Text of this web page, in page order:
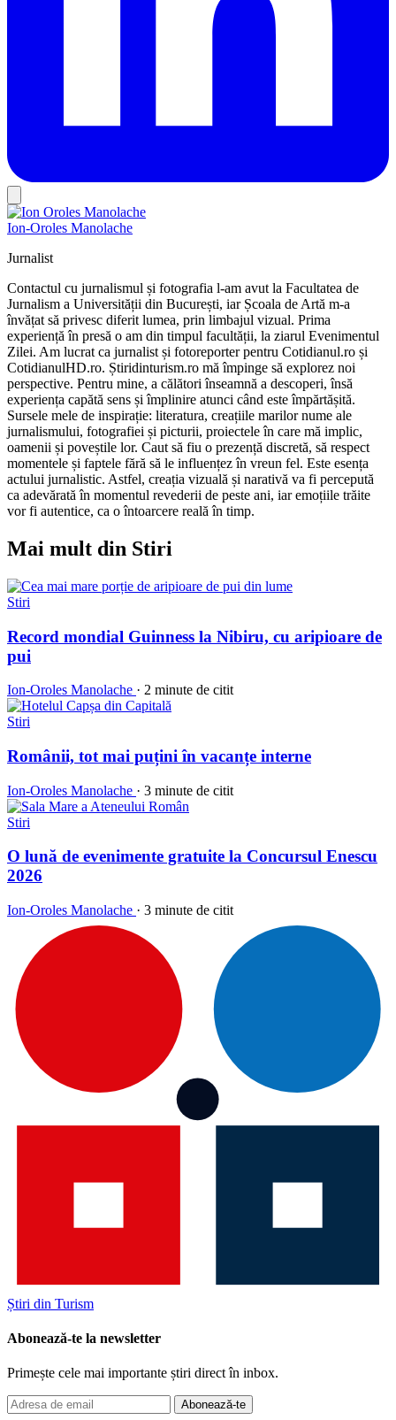
Ion-Oroles Manolache
Jurnalist
Contactul cu jurnalismul și fotografia l-am avut la Facultatea de
Jurnalism a Universității din București, iar Școala de Artă m-a
învățat să privesc diferit lumea, prin limbajul vizual. Prima
experiență în presă o am din timpul facultății, la ziarul Evenimentul
Zilei. Am lucrat ca jurnalist și fotoreporter pentru Cotidianul.ro și
CotidianulHD.ro. Știridinturism.ro mă împinge să explorez noi
perspective. Pentru mine, a călători înseamnă a descoperi, însă
experiența capătă sens și împlinire atunci când este împărtășită.
Sursele mele de inspirație: literatura, creațiile marilor nume ale
jurnalismului, fotografiei și picturii, proiectele în care mă implic,
oamenii și poveștile lor. Caut să fiu o prezență discretă, să respect
momentele și faptele fără să le influențez în vreun fel. Este esența
actului jurnalistic. Astfel, creația vizuală și narativă va fi percepută
ca adevărată în momentul revederii de peste ani, iar emoțiile trăite
vor fi autentice, ca o întoarcere reală în timp.
Mai mult din Stiri
Stiri
Record mondial Guinness la Nibiru, cu aripioare de
pui
Ion-Oroles Manolache · 2 minute de citit
Stiri
Românii, tot mai puțini în vacanțe interne
Ion-Oroles Manolache · 3 minute de citit
Stiri
O lună de evenimente gratuite la Concursul Enescu
2026
Ion-Oroles Manolache · 3 minute de citit
Știri din Turism
Abonează-te la newsletter
Primește cele mai importante știri direct în inbox.
Abonează-te